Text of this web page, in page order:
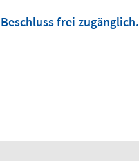
Beschluss frei zugänglich.